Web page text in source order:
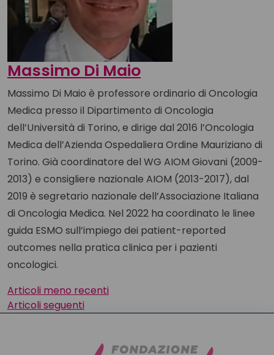
Massimo Di Maio
Massimo Di Maio è professore ordinario di Oncologia
Medica presso il Dipartimento di Oncologia
dell’Università di Torino, e dirige dal 2016 l’Oncologia
Medica dell’Azienda Ospedaliera Ordine Mauriziano di
Torino. Già coordinatore del WG AIOM Giovani (2009-
2013) e consigliere nazionale AIOM (2013-2017), dal
2019 è segretario nazionale dell’Associazione Italiana
di Oncologia Medica. Nel 2022 ha coordinato le linee
guida ESMO sull’impiego dei patient-reported
outcomes nella pratica clinica per i pazienti
oncologici.
Navigazione
articoli
Articoli meno recenti
Articoli seguenti